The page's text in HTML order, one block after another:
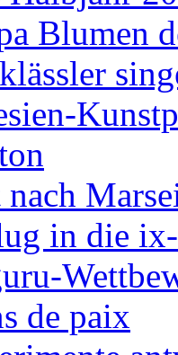
Blumen
nach
in die
de paix